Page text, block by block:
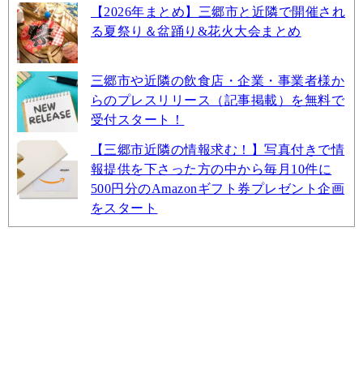
【2026年まとめ】三郷市と近隣で開催され
る夏祭り＆盆踊り&花火大会まとめ
三郷市や近隣の飲食店・企業・事業者様か
らのプレスリリース（記事掲載）を無料で
受付スタート！
【三郷市近隣の情報求む！】写真付きで情
報提供を下さった方の中から毎月10件に
500円分のAmazonギフト券プレゼント企画
をスタート